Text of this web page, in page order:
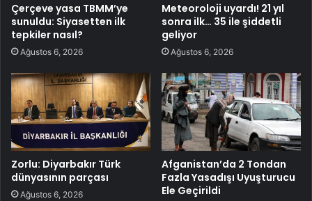
Çerçeve yasa TBMM’ye
sunuldu: Siyasetten ilk
tepkiler nasıl?
Ağustos 6, 2026
Meteoroloji uyardı! 21 yıl
sonra ilk… 35 ile şiddetli
geliyor
Ağustos 6, 2026
Zorlu: Diyarbakır Türk
dünyasının parçası
Ağustos 6, 2026
Afganistan’da 2 Tondan
Fazla Yasadışı Uyuşturucu
Ele Geçirildi